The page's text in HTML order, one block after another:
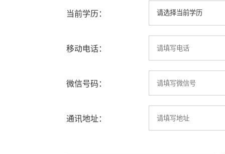
当前学历：
移动电话：
微信号码：
通讯地址：